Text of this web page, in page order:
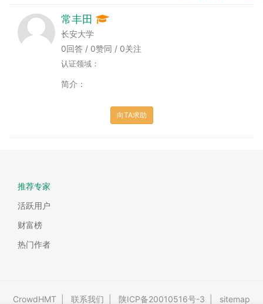
常丰田
长安大学
0回答 / 0赞同 / 0关注
认证领域：
简介：
向TA求助
推荐专家
活跃用户
财富榜
热门作者
CrowdHMT 联系我们 陕ICP备20010516号-3 sitemap